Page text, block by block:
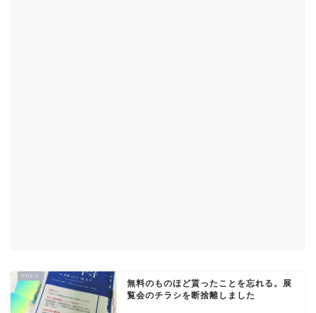
無料のものほど貰ったことを忘れる。展
覧会のチラシを断捨離しました